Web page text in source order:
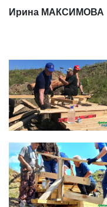
Ирина МАКСИМОВА
84d3ab2b-54e3-4435-ab3b-
113c93b3c36e
7971b891-e717-433a-a21d-
af2cd2324482